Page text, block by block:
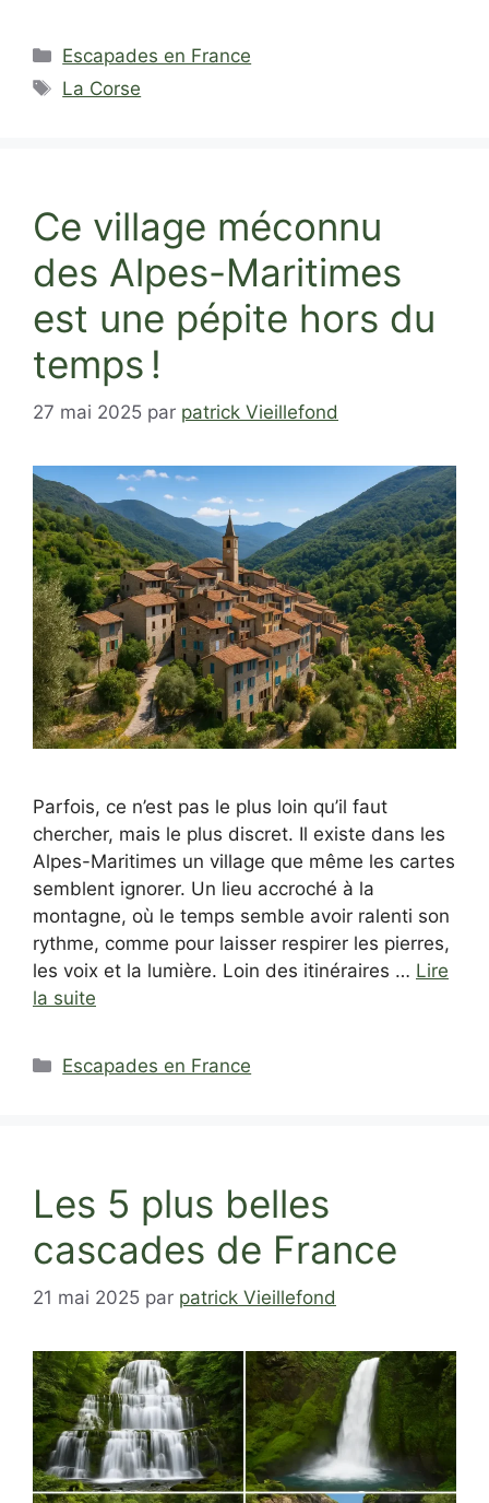
Catégories
Escapades en France
Étiquettes
La Corse
Ce village méconnu
des Alpes-Maritimes
est une pépite hors du
temps !
27 mai 2025 par patrick Vieillefond
Parfois, ce n’est pas le plus loin qu’il faut
chercher, mais le plus discret. Il existe dans les
Alpes-Maritimes un village que même les cartes
semblent ignorer. Un lieu accroché à la
montagne, où le temps semble avoir ralenti son
rythme, comme pour laisser respirer les pierres,
les voix et la lumière. Loin des itinéraires … Lire
la suite
Catégories
Escapades en France
Les 5 plus belles
cascades de France
21 mai 2025 par patrick Vieillefond